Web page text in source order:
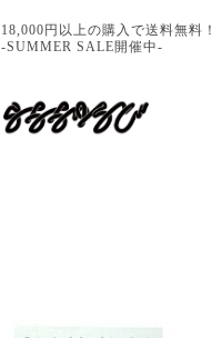
18,000円以上の購入で送料無料！
-SUMMER SALE開催中-